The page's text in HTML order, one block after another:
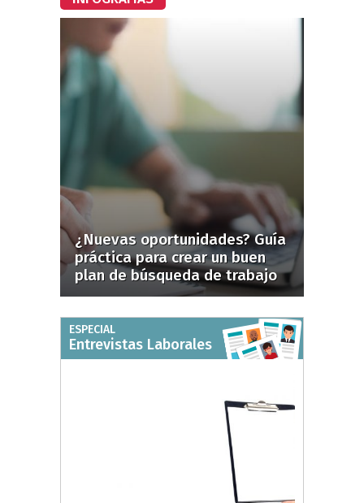
¿Nuevas oportunidades? Guía
práctica para crear un buen
plan de búsqueda de trabajo
ESPECIAL
Entrevistas Laborales